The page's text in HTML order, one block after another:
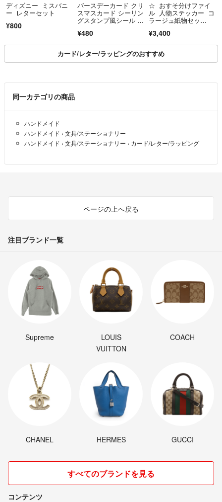
ディズニー ミスバニ
ー レターセット
¥800
バースデーカード クリ
スマスカード シーリン
グスタンプ風シール ま
¥480
☆ おすそ分けファイ
ル 人物ステッカー コ
ラージュ紙物セッ
¥3,400
カード/レター/ラッピングのおすすめ
同一カテゴリの商品
ハンドメイド
ハンドメイド › 文具/ステーショナリー
ハンドメイド › 文具/ステーショナリー › カード/レター/ラッピング
ページの上へ戻る
注目ブランド一覧
Supreme
LOUIS
VUITTON
COACH
CHANEL HERMES GUCCI
すべてのブランドを見る
コンテンツ